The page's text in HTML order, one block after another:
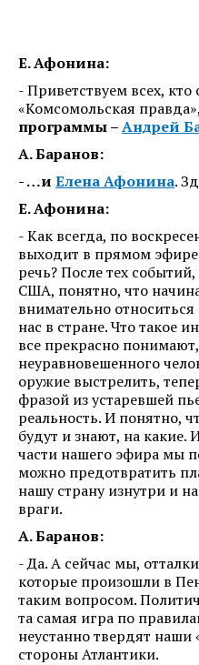
Е. Афонина:
- Приветствуем всех,
«Комсомольская
программы –Андрей
А. Баранов:
- …и Елена Афонина.
Е. Афонина:
- Как всегда, по
выходит в прямом
речь? После тех
США, понятно, что
внимательно
нас в стране. Что такое
все прекрасно
неуравновешенного
оружие выстрелить,
фразой из устаревшей
реальность. И понятно,
будут и знают, на
части нашего эфира мы
можно предотвратить
нашу страну изнутри и
враги.
А. Баранов:
- Да. А сейчас мы,
которые произошли в
таким вопросом.
та самая игра по
неустанно твердят наши
стороны Атлантики.